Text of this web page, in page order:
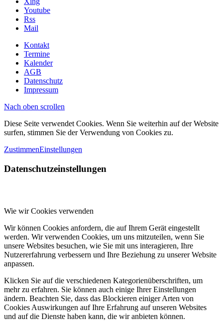
Youtube
Rss
Mail
Kontakt
Termine
Kalender
AGB
Datenschutz
Impressum
Nach oben scrollen
Diese Seite verwendet Cookies. Wenn Sie weiterhin auf der Website
surfen, stimmen Sie der Verwendung von Cookies zu.
ZustimmenEinstellungen
Datenschutzeinstellungen
Wie wir Cookies verwenden
Wir können Cookies anfordern, die auf Ihrem Gerät eingestellt
werden. Wir verwenden Cookies, um uns mitzuteilen, wenn Sie
unsere Websites besuchen, wie Sie mit uns interagieren, Ihre
Nutzererfahrung verbessern und Ihre Beziehung zu unserer Website
anpassen.
Klicken Sie auf die verschiedenen Kategorienüberschriften, um
mehr zu erfahren. Sie können auch einige Ihrer Einstellungen
ändern. Beachten Sie, dass das Blockieren einiger Arten von
Cookies Auswirkungen auf Ihre Erfahrung auf unseren Websites
und auf die Dienste haben kann, die wir anbieten können.